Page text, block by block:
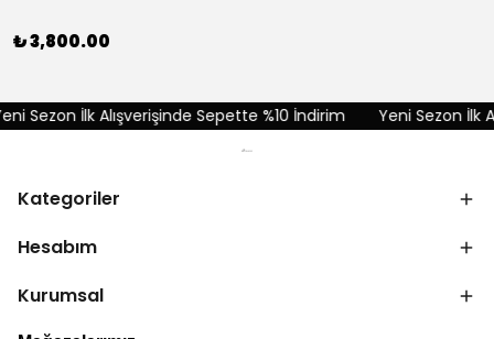
₺ 3,800.00
Sezon İlk Alışverişinde Sepette %10 İndirim Yeni Sezon İlk
Kategoriler
Hesabım
Kurumsal